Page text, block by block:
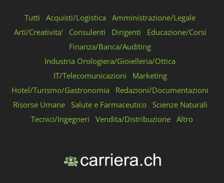
Tutti Acquisti/Logistica
Amministrazione/Legale
Arti/Creativita'
Consulenti Dirigenti
Educazione/Corsi
Finanza/Banca/Auditing
Industria Orologiera/Gioielleria/Ottica
IT/Telecomunicazioni
Marketing
Hotel/Turismo/Gastronomia
Redazioni/Documentazioni
Risorse Umane
Salute e Farmaceutico
Scienze Naturali
Tecnici/Ingegneri
Vendita/Distribuzione Altro